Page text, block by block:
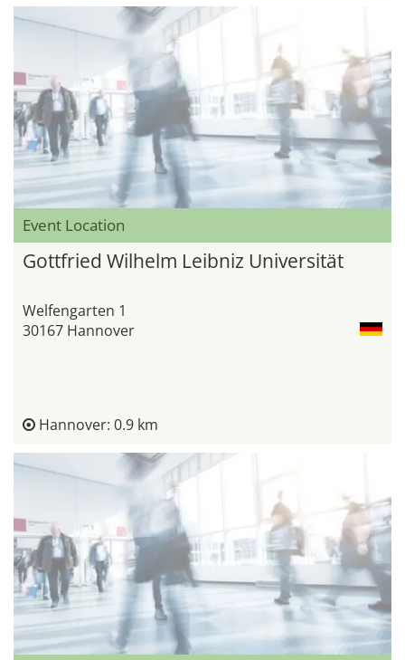
Event Location
Gottfried Wilhelm Leibniz Universität
Welfengarten 1
30167 Hannover
Hannover: 0.9 km